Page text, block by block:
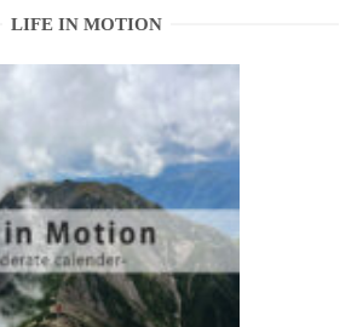
LIFE IN MOTION